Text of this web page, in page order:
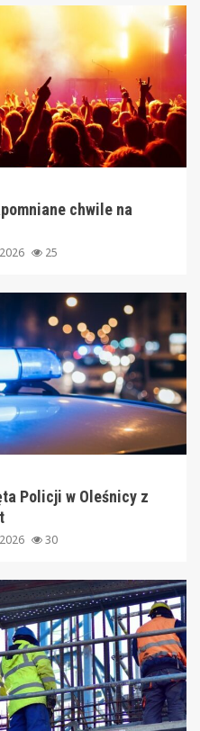
chwile na
25
Policji w Oleśnicy z
30